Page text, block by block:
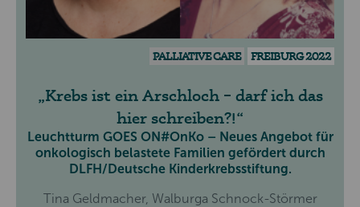
PALLIATIVE CARE FREIBURG 2022
Krebs ist ein Arschloch – darf ich das
hier schreiben?!
Leuchtturm GOES ON#OnKo – Neues Angebot für
onkologisch belastete Familien gefördert durch
DLFH/Deutsche Kinderkrebsstiftung.
Tina Geldmacher, Walburga Schnock-Störmer